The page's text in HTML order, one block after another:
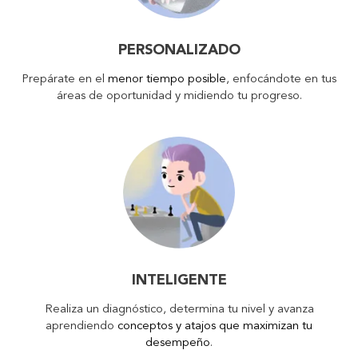
PERSONALIZADO
Prepárate en el menor tiempo posible, enfocándote en tus
áreas de oportunidad y midiendo tu progreso.
INTELIGENTE
Realiza un diagnóstico, determina tu nivel y avanza
aprendiendo conceptos y atajos que maximizan tu
desempeño.